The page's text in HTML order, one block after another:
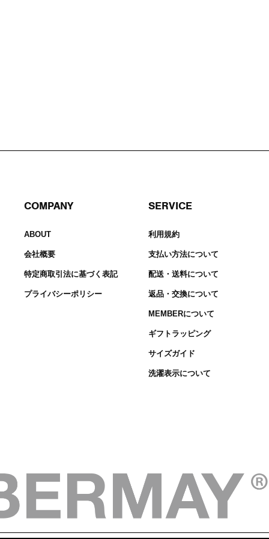
COMPANY
ABOUT
会社概要
特定商取引法に基づく表記
プライバシーポリシー
SERVICE
利用規約
支払い方法について
配送・送料について
返品・交換について
MEMBERについて
ギフトラッピング
サイズガイド
洗濯表示について